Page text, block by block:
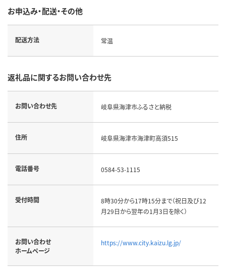
お申込み・配送・その他
配送方法 常温
返礼品に関するお問い合わせ先
お問い合わせ先 岐阜県海津市ふるさと納税
住所 岐阜県海津市海津町高須515
電話番号 0584-53-1115
受付時間
8時30分から17時15分まで（祝日及び12
月29日から翌年の1月3日を除く）
お問い合わせ
ホームページ
https://www.city.kaizu.lg.jp/